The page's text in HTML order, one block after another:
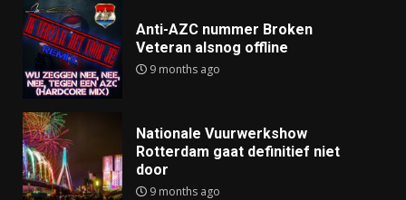
Anti-AZC nummer Broken
Veteran alsnog offline
9 months ago
Nationale Vuurwerkshow
Rotterdam gaat definitief niet
door
9 months ago